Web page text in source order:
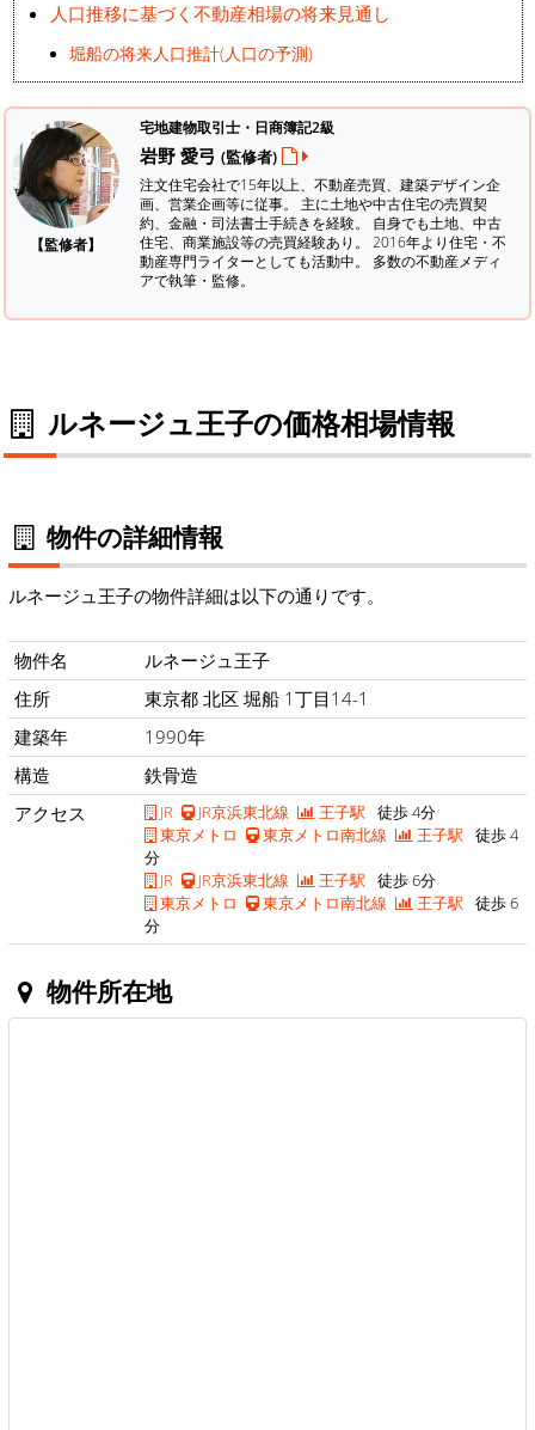
人口推移に基づく不動産相場の将来見通し
堀船の将来人口推計(人口の予測)
【監修者】
宅地建物取引士・日商簿記2級
岩野 愛弓 (監修者)
注文住宅会社で15年以上、不動産売買、建築デザイン企
画、営業企画等に従事。 主に土地や中古住宅の売買契
約、金融・司法書士手続きを経験。 自身でも土地、中古
住宅、商業施設等の売買経験あり。 2016年より住宅・不
動産専門ライターとしても活動中。 多数の不動産メディ
アで執筆・監修。
ルネージュ王子の価格相場情報
物件の詳細情報
ルネージュ王子の物件詳細は以下の通りです。
物件名
ルネージュ王子
住所
東京都 北区 堀船 1丁目14-1
建築年
1990年
構造
鉄骨造
アクセス
JR JR京浜東北線 王子駅 徒歩 4分
東京メトロ
東京メトロ南北線 王子駅 徒歩 4
分
JR
JR京浜東北線 王子駅 徒歩 6分
東京メトロ
東京メトロ南北線 王子駅 徒歩 6
分
物件所在地